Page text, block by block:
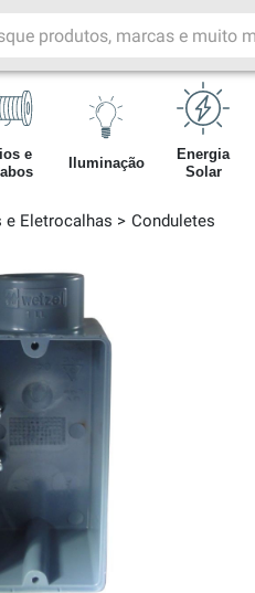
área produtos
e
Iluminação
Energia
Solar
e Eletrocalhas Conduletes